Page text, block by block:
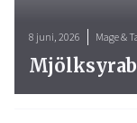
8 juni, 2026 Mage &